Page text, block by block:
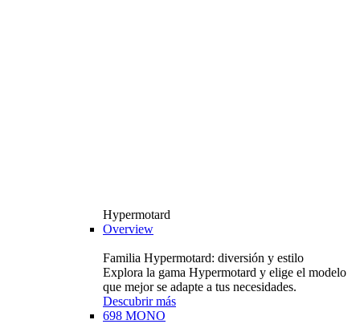
Hypermotard
Overview
Familia Hypermotard: diversión y estilo
Explora la gama Hypermotard y elige el modelo
que mejor se adapte a tus necesidades.
Descubrir más
698 MONO